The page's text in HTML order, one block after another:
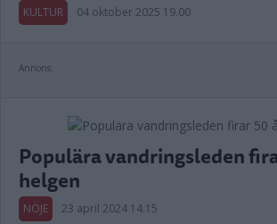
KULTUR 04 oktober 2025 19.00
Annons:
Populära vandringsleden
helgen
NÖJE 23 april 2024 14.15